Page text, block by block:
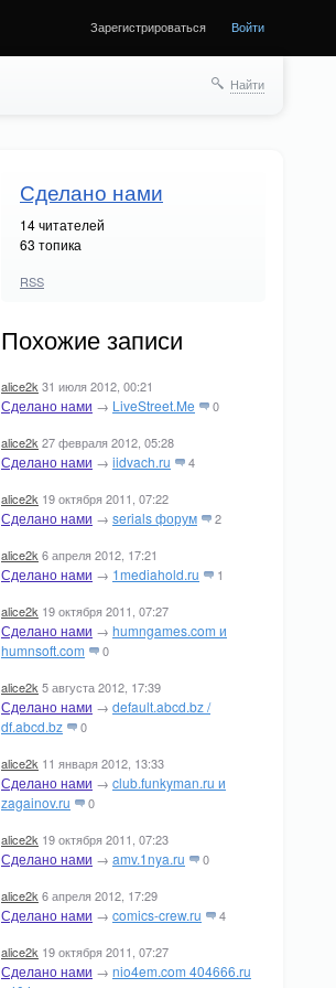
Зарегистрироваться Войти
Найти
Сделано нами
14читателей
63 топика
RSS
Похожие записи
alice2k 31 июля 2012, 00:21
Сделано нами → LiveStreet.Me 0
alice2k 27 февраля 2012, 05:28
Сделано нами → iidvach.ru 4
alice2k 19 октября 2011, 07:22
Сделано нами → serials форум 2
alice2k 6 апреля 2012, 17:21
Сделано нами → 1mediahold.ru 1
alice2k 19 октября 2011, 07:27
Сделано нами → humngames.com и
humnsoft.com
0
alice2k 5 августа 2012, 17:39
Сделано нами → default.abcd.bz /
df.abcd.bz
0
alice2k 11 января 2012, 13:33
Сделано нами → club.funkyman.ru и
zagainov.ru
0
alice2k 19 октября 2011, 07:23
Сделано нами → amv.1nya.ru 0
alice2k 6 апреля 2012, 17:29
Сделано нами → comics-crew.ru 4
alice2k 19 октября 2011, 07:27
Сделано нами → nio4em.com 404666.ru